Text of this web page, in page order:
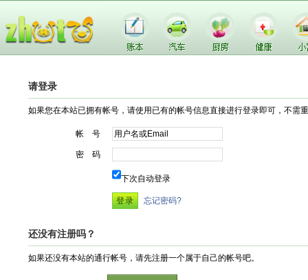
请登录
如果您在本站已拥有帐号，请使用已有的帐号信息直接进行登录即可，不需
帐 号
密 码
下次自动登录
忘记密码?
还没有注册吗？
如果还没有本站的通行帐号，请先注册一个属于自己的帐号吧。